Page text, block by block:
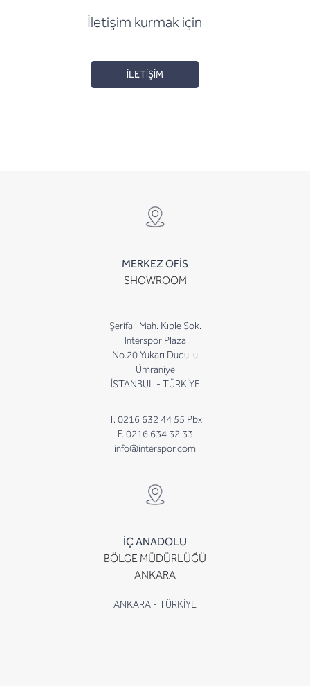
İletişim kurmak için
İLETİŞİM
MERKEZ OFİS
SHOWROOM
Şerifali Mah. Kıble Sok.
Interspor Plaza
No.20 Yukarı Dudullu
Ümraniye
İSTANBUL - TÜRKİYE
T. 0216 632 44 55 Pbx
F. 0216 634 32 33
info@interspor.com
İÇ ANADOLU
BÖLGE MÜDÜRLÜĞÜ
ANKARA
ANKARA - TÜRKİYE